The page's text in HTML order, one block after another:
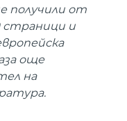
получили от
страници и
още
на